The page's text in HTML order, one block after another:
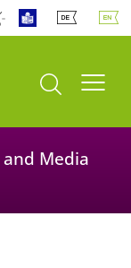
open search
Media